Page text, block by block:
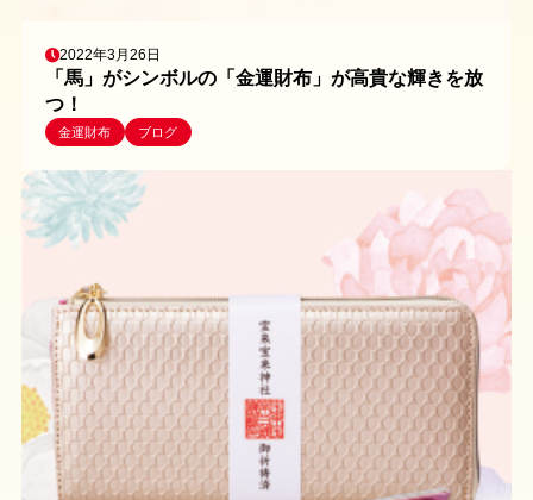
2022年3月26日
「馬」がシンボルの「金運財布」が高貴な輝きを放
つ！
金運財布 ブログ